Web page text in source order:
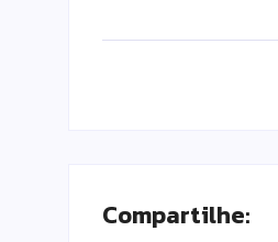
Compartilhe: